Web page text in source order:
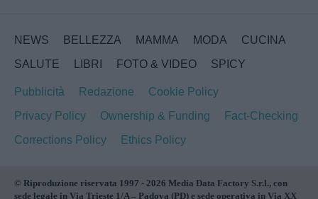
NEWS BELLEZZA MAMMA MODA
CUCINA
SALUTE
LIBRI FOTO & VIDEO SPICY
Pubblicità Redazione
Cookie Policy
Privacy Policy
Ownership & Funding
Fact-Checking
Corrections Policy
Ethics Policy
© Riproduzione riservata 1997 - 2026 Media Data Factory S.r.l., con
sede legale in Via Trieste 1/A – Padova (PD) e sede operativa in Via XX